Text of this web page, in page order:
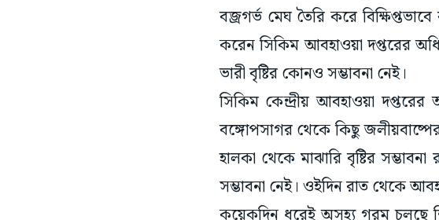
বজ্রগর্ভ মেঘ তৈরি করে
করেন সিকিম আবহাওয়া দপ্তরের
ভারী বৃষ্টির কোনও সম্ভাবনা নেই।
সিকিম কেন্দ্রীয় আবহাওয়া
বঙ্গোপসাগর থেকে কিছু
হালকা থেকে মাঝারি বৃষ্টির
সম্ভাবনা নেই। ওইদিন রাত থেকে